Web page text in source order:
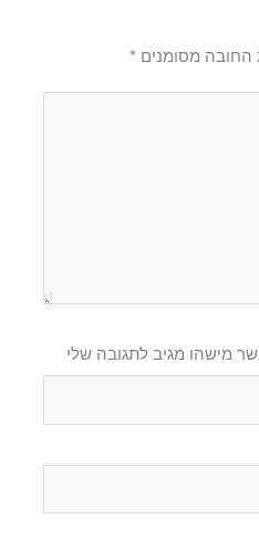
החובה מסומנים*
מישהו מגיב לתגובה שלי